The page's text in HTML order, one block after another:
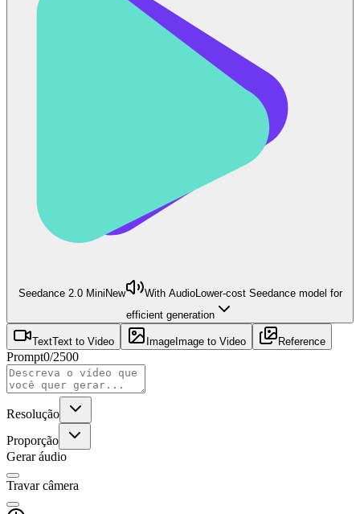
Seedance 2.0 Mini New With AudioLower-cost Seedance model for
efficient generation
TextText to Video Image Image to Video Reference
Prompt0/2500
Resolução
Proporção
Gerar áudio
Travar câmera